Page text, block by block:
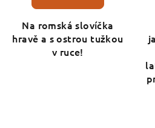
Na romská slovíčka
hravě a s ostrou tužkou
v ruce!